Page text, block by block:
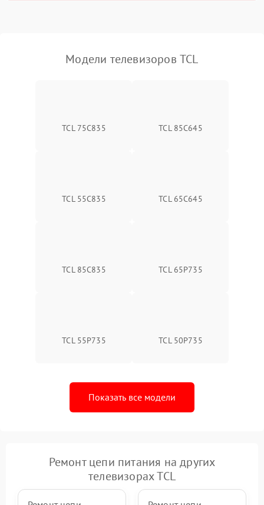
Модели телевизоров TCL
TCL 75C835 TCL 85C645
TCL 55C835 TCL 65C645
TCL 85C835 TCL 65P735
TCL 55P735 TCL 50P735
Показать все модели
Ремонт цепи питания на других
телевизорах TCL